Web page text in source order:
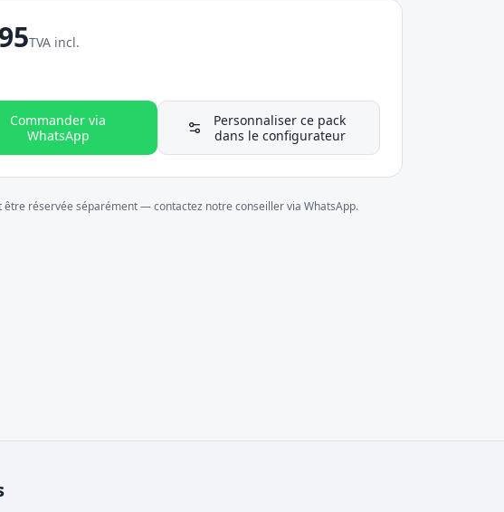
TVA incl.
Commander via
WhatsApp
Personnaliser ce pack
dans le configurateur
être réservée séparément — contactez notre conseiller via WhatsApp.